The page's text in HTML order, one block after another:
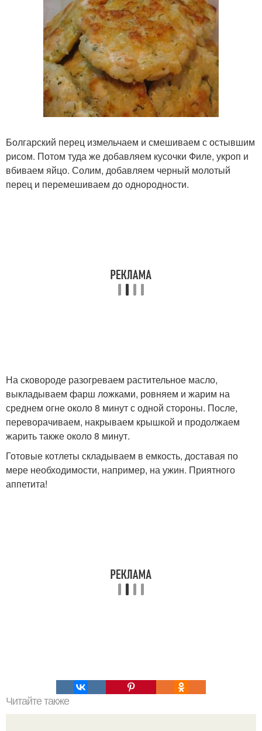
Болгарский перец измельчаем и смешиваем с остывшим
рисом. Потом туда же добавляем кусочки Филе, укроп и
вбиваем яйцо. Солим, добавляем черный молотый
перец и перемешиваем до однородности.
На сковороде разогреваем растительное масло,
выкладываем фарш ложками, ровняем и жарим на
среднем огне около 8 минут с одной стороны. После,
переворачиваем, накрываем крышкой и продолжаем
жарить также около 8 минут.
Готовые котлеты складываем в емкость, доставая по
мере необходимости, например, на ужин. Приятного
аппетита!
Читайте также